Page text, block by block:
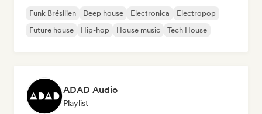
Funk Brésilien Deep house Electronica
Electropop
Future house
Hip-hop House music Tech House
ADAD Audio
Playlist